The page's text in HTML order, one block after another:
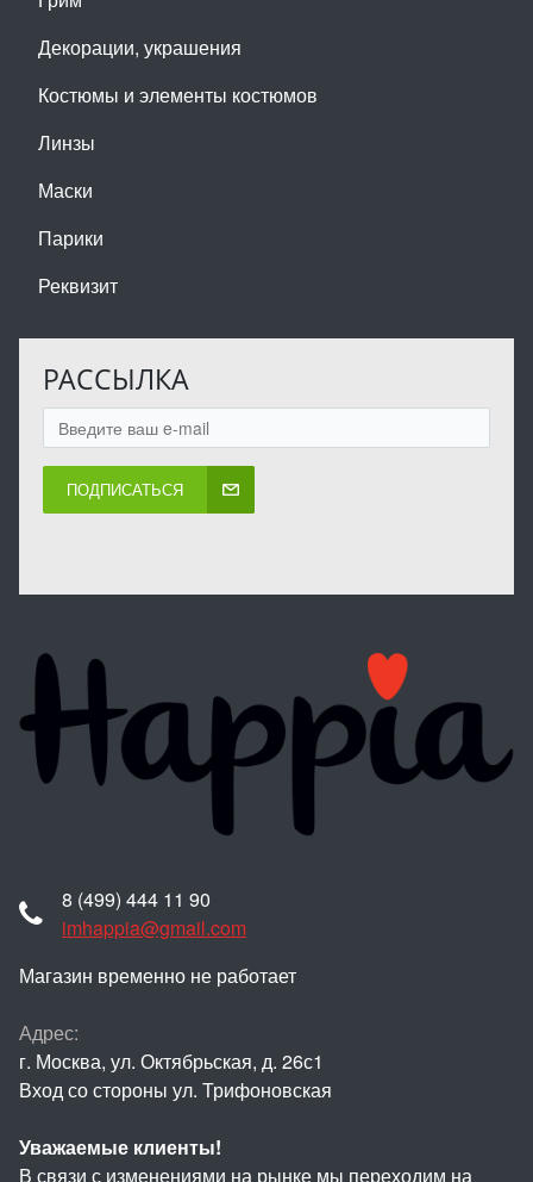
Декорации, украшения
Костюмы и элементы костюмов
Линзы
Маски
Парики
Реквизит
РАССЫЛКА
ПОДПИСАТЬСЯ
8 (499) 444 11 90
imhappia@gmail.com
Магазин временно не работает
Адрес:
г. Москва, ул. Октябрьская, д. 26с1
Вход со стороны ул. Трифоновская
Уважаемые клиенты!
В связи с изменениями на рынке мы переходим на